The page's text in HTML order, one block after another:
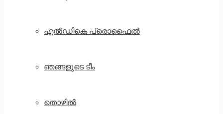
എൽഡികെ പ്രൊഫൈൽ
ഞങ്ങളുടെ ടീം
തൊഴിൽ